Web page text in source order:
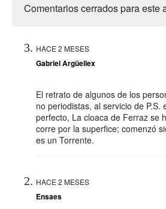
Comentarios cerrados para este
HACE 2 MESES
Gabriel Argüellex
El retrato de algunos de los
no periodistas, al servicio de P.S.
perfecto, La cloaca de Ferraz se
corre por la superfice; comenzó
es un Torrente.
HACE 2 MESES
Ensaes